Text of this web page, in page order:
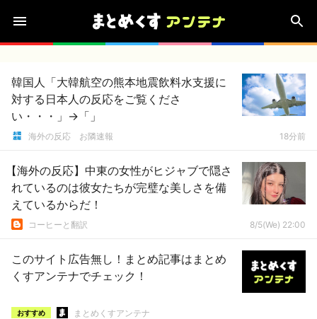
韓国人「大韓航空の熊本地震飲料水支援に
対する日本人の反応をご覧くださ
い・・・」→「」
海外の反応 お隣速報 18分前
【海外の反応】中東の女性がヒジャブで隠さ
れているのは彼女たちが完璧な美しさを備
えているからだ！
コーヒーと翻訳 8/5(We) 22:00
このサイト広告無し！まとめ記事はまとめ
くすアンテナでチェック！
おすすめ まとめくすアンテナ